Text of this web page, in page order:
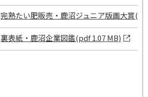
完熟たい肥販売・鹿沼ジュニア版画大賞
裏表紙・鹿沼企業図鑑(pdf 1.07 MB)